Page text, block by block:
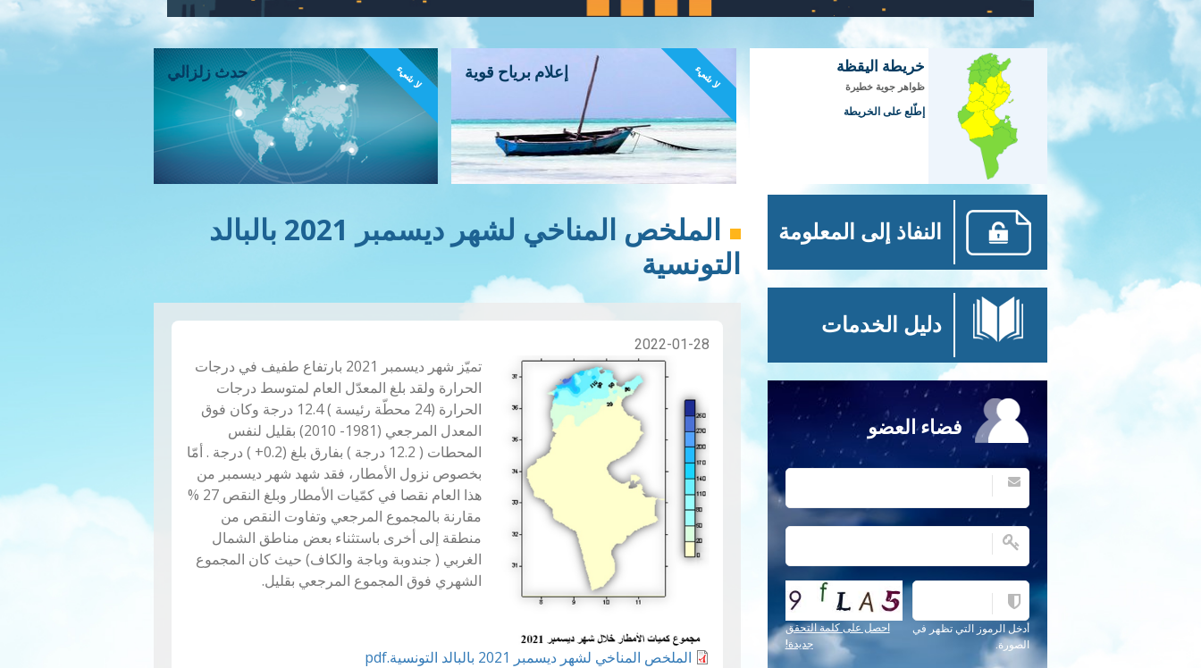
خريطة اليقظة
ظواهر جوية خطيرة
إطّلع على الخريطة
إعلام برياح قوية لا شيء حدث زلزالي لا شيء
الملخص المناخي لشهر ديسمبر 2021 بالبالد
التونسية
2022-01-28
تميّز شهر ديسمبر 2021 بارتفاع طفيف في درجات
الحرارة ولقد بلغ المعدّل العام لمتوسط درجات
الحرارة (24 محطّة رئيسة ) 12.4 درجة وكان فوق
المعدل المرجعي (1981- 2010) بقليل لنفس
المحطات ( 12.2 درجة ) بفارق بلغ (0.2+ ) درجة . أمّا
بخصوص نزول الأمطار، فقد شهد شهر ديسمبر من
هذا العام نقصا في كمّيات الأمطار وبلغ النقص 27 %
مقارنة بالمجموع المرجعي وتفاوت النقص من
منطقة إلى أخرى باستثناء بعض مناطق الشمال
الغربي ( جندوبة وباجة والكاف) حيث كان المجموع
الشهري فوق المجموع المرجعي بقليل.
الملخص المناخي لشهر ديسمبر 2021 بالبالد التونسية.pdf
النفاذ إلى المعلومة
دليل الخدمات
فضاء العضو
أدخل الرموز التي تظهر في
الصورة.
احصل على كلمة التحقق
جديدة!